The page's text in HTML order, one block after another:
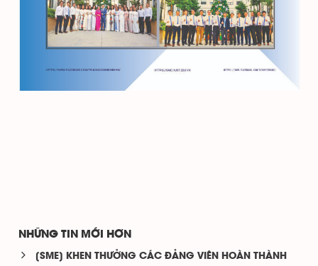
NHỮNG TIN MỚI HƠN
[SME] KHEN THƯỞNG CÁC ĐẢNG VIÊN HOÀN THÀNH